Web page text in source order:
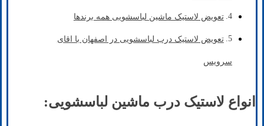
تعویض لاستیک ماشین لباسشویی همه برندها
تعویض لاستیک درب لباسشویی در اصفهان با اقای
سرویس
انواع لاستیک درب ماشین لباسشویی: